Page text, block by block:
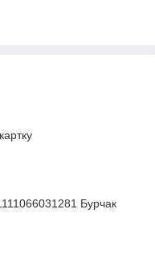
Бурчак